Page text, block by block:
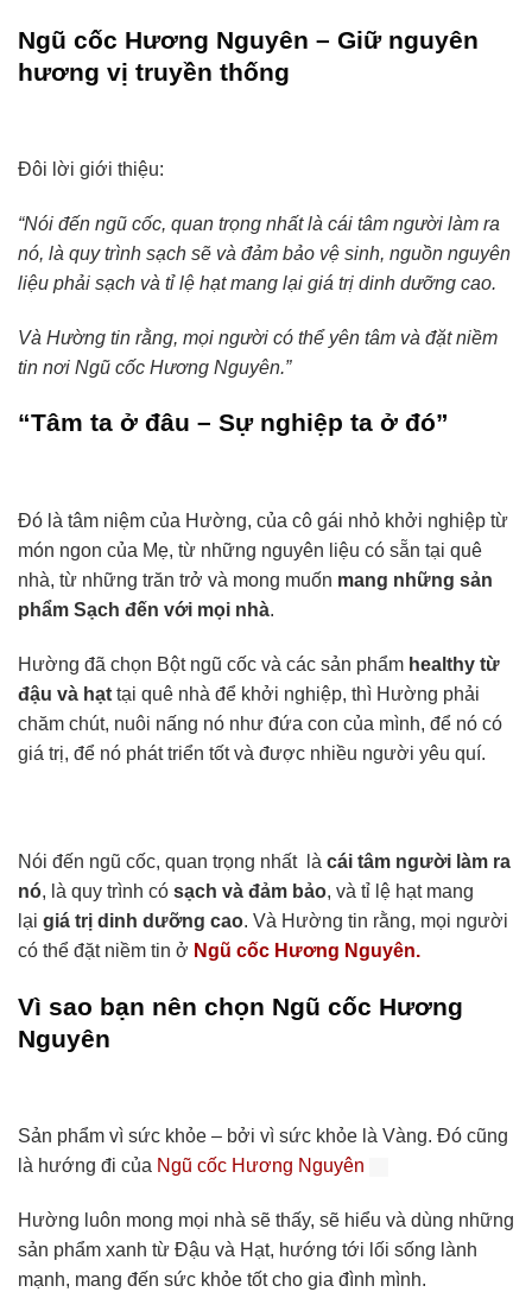
Ngũ cốc Hương Nguyên – Giữ nguyên
hương vị truyền thống
Đôi lời giới thiệu:
“Nói đến ngũ cốc, quan trọng nhất là cái tâm người làm ra
nó, là quy trình sạch sẽ và đảm bảo vệ sinh, nguồn nguyên
liệu phải sạch và tỉ lệ hạt mang lại giá trị dinh dưỡng cao.
Và Hường tin rằng, mọi người có thể yên tâm và đặt niềm
tin nơi Ngũ cốc Hương Nguyên.”
“Tâm ta ở đâu – Sự nghiệp ta ở đó”
Đó là tâm niệm của Hường, của cô gái nhỏ khởi nghiệp từ
món ngon của Mẹ, từ những nguyên liệu có sẵn tại quê
nhà, từ những trăn trở và mong muốn mang những sản
phẩm Sạch đến với mọi nhà.
Hường đã chọn Bột ngũ cốc và các sản phẩm healthy từ
đậu và hạt tại quê nhà để khởi nghiệp, thì Hường phải
chăm chút, nuôi nấng nó như đứa con của mình, để nó có
giá trị, để nó phát triển tốt và được nhiều người yêu quí.
Nói đến ngũ cốc, quan trọng nhất là cái tâm người làm ra
nó, là quy trình có sạch và đảm bảo, và tỉ lệ hạt mang
lại giá trị dinh dưỡng cao. Và Hường tin rằng, mọi người
có thể đặt niềm tin ở Ngũ cốc Hương Nguyên.
Vì sao bạn nên chọn Ngũ cốc Hương
Nguyên
Sản phẩm vì sức khỏe – bởi vì sức khỏe là Vàng. Đó cũng
là hướng đi của Ngũ cốc Hương Nguyên
Hường luôn mong mọi nhà sẽ thấy, sẽ hiểu và dùng những
sản phẩm xanh từ Đậu và Hạt, hướng tới lối sống lành
mạnh, mang đến sức khỏe tốt cho gia đình mình.